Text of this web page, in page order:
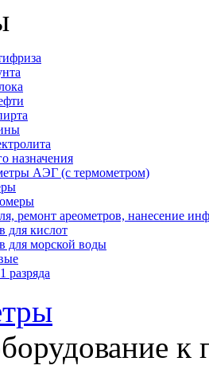
назначения
АЭГ (с термометром)
ремонт ареометров, нанесение
для кислот
для морской воды
разряда
к